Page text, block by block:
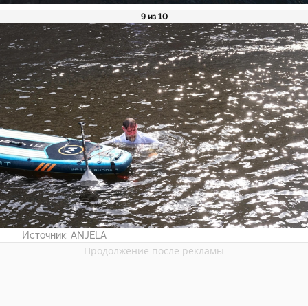
9 из 10
Источник: ANJELA